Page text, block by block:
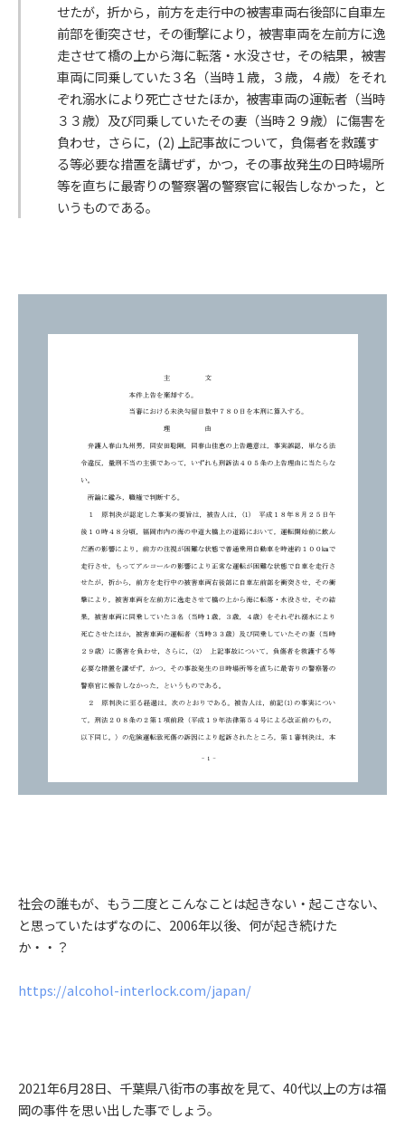
せたが，折から，前方を走行中の被害車両右後部に自車左
前部を衝突させ，その衝撃により，被害車両を左前方に逸
走させて橋の上から海に転落・水没させ，その結果，被害
車両に同乗していた３名（当時１歳，３歳，４歳）をそれ
ぞれ溺水により死亡させたほか，被害車両の運転者（当時
３３歳）及び同乗していたその妻（当時２９歳）に傷害を
負わせ，さらに，(2) 上記事故について，負傷者を救護す
る等必要な措置を講ぜず，かつ，その事故発生の日時場所
等を直ちに最寄りの警察署の警察官に報告しなかった，と
いうものである。
社会の誰もが、もう二度とこんなことは起きない・起こさない、
と思っていたはずなのに、2006年以後、何が起き続けた
か・・？
https://alcohol-interlock.com/japan/
2021年6月28日、千葉県八街市の事故を見て、40代以上の方は福
岡の事件を思い出した事でしょう。